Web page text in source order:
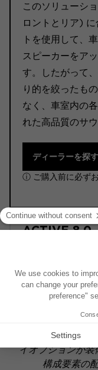
このソリューシ
ロントとリア)
トを使用して、
スピーカーをア
す。したがって
り的を絞ったも
なく、車室内の
れた高品質のサ
ディーラーを探す
ⓘ ご購入前に必ずお
ACTIVE 8.0
POWERED
このインストー
載した車両を基
イオプションが装
構成要素の